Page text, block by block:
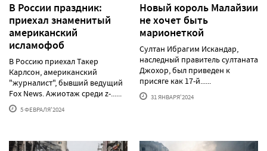
В России праздник:
приехал знаменитый
американский
исламофоб
В Россию приехал Такер
Карлсон, американский
"журналист", бывший ведущий
Fox News. Ажиотаж среди z-......
5 ФЕВРАЛЯ'2024
Новый король Малайзии
не хочет быть
марионеткой
Султан Ибрагим Искандар,
наследный правитель султаната
Джохор, был приведен к
присяге как 17-й......
31 ЯНВАРЯ'2024